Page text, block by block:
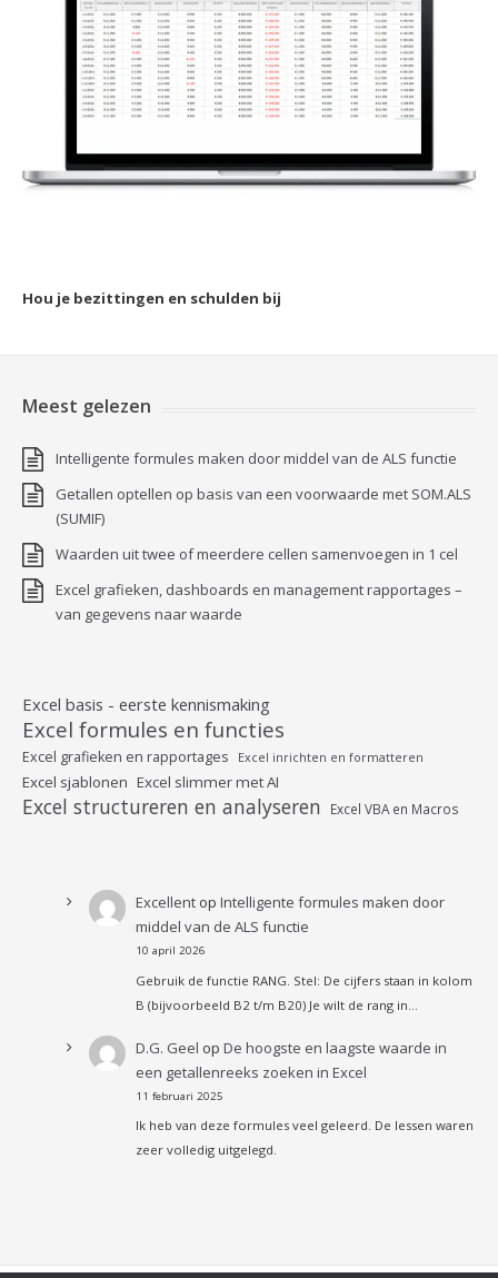
Hou je bezittingen en schulden bij
Meest gelezen
Intelligente formules maken door middel van de ALS functie
Getallen optellen op basis van een voorwaarde met SOM.ALS
(SUMIF)
Waarden uit twee of meerdere cellen samenvoegen in 1 cel
Excel grafieken, dashboards en management rapportages –
van gegevens naar waarde
Excel basis - eerste kennismaking
Excel formules en functies
Excel grafieken en rapportages Excel inrichten en formatteren
Excel sjablonen Excel slimmer met AI
Excel structureren en analyseren Excel VBA en Macros
Excellent opIntelligente formules maken door
middel van de ALS functie
10 april 2026
Gebruik de functie RANG. Stel: De cijfers staan in kolom
B (bijvoorbeeld B2 t/m B20) Je wilt de rang in…
D.G. Geel opDe hoogste en laagste waarde in
een getallenreeks zoeken in Excel
11 februari 2025
Ik heb van deze formules veel geleerd. De lessen waren
zeer volledig uitgelegd.